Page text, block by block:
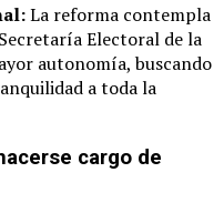
La reforma contempla
Electoral de la
autonomía, buscando
a toda la
cargo de